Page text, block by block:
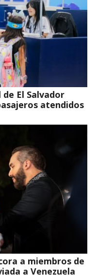
El Salvador
atendidos
a miembros de
a Venezuela